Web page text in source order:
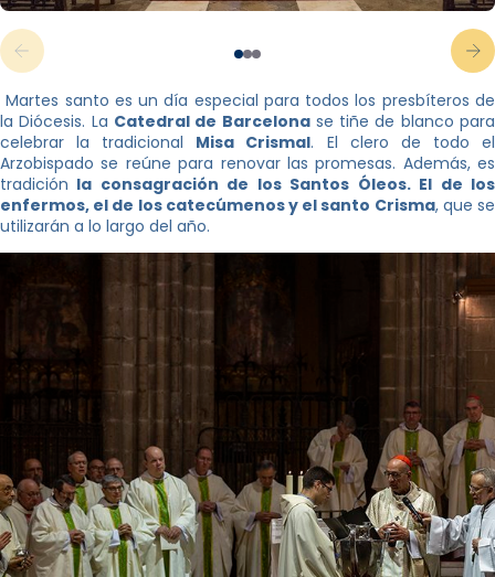
Martes santo es un día especial para todos los presbíteros de
la Diócesis. La Catedral de Barcelonase tiñe de blanco para
celebrar la tradicional Misa Crismal. El clero de todo el
Arzobispado se reúne para renovar las promesas. Además, es
tradición la consagración de los Santos Óleos. El de los
enfermos, el de los catecúmenos y el santo Crisma, que se
utilizarán a lo largo del año.